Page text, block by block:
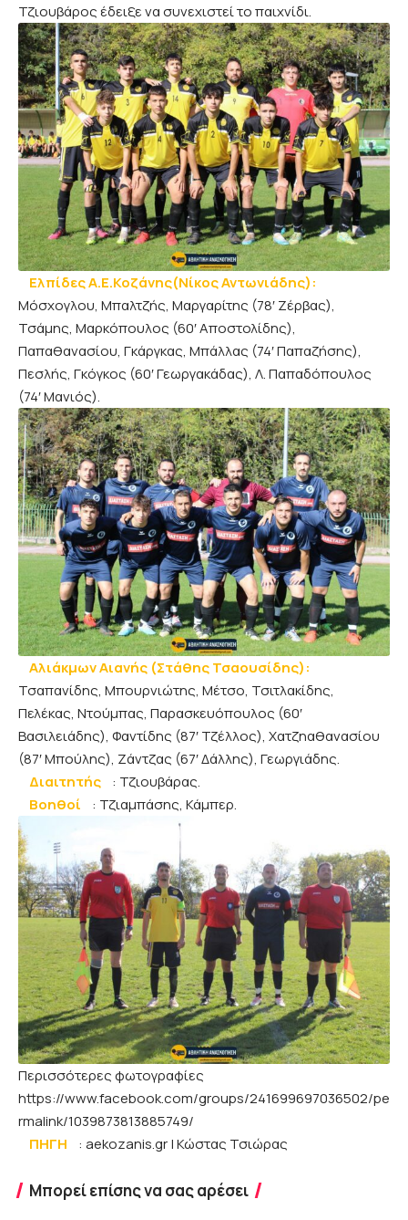
Τζιουβάρος έδειξε να συνεχιστεί το παιχνίδι.
Ελπίδες Α.Ε.Κοζάνης(Νίκος Αντωνιάδης):
Μόσχογλου, Μπαλτζής, Μαργαρίτης (78′ Ζέρβας),
Τσάμης, Μαρκόπουλος (60′ Αποστολίδης),
Παπαθανασίου, Γκάργκας, Μπάλλας (74′ Παπαζήσης),
Πεσλής, Γκόγκος (60′ Γεωργακάδας), Λ. Παπαδόπουλος
(74′ Μανιός).
Αλιάκμων Αιανής (Στάθης Τσαουσίδης):
Τσαπανίδης, Μπουρνιώτης, Μέτσο, Τσιτλακίδης,
Πελέκας, Ντούμπας, Παρασκευόπουλος (60′
Βασιλειάδης), Φαντίδης (87′ Τζέλλος), Χατζηαθανασίου
(87′ Μπούλης), Ζάντζας (67′ Δάλλης), Γεωργιάδης.
Διαιτητής
: Τζιουβάρας.
Βοηθοί
: Τζιαμπάσης, Κάμπερ.
Περισσότερες φωτογραφίες
https://www.facebook.com/groups/241699697036502/pe
rmalink/1039873813885749/
ΠΗΓΗ
: aekozanis.gr | Κώστας Τσιώρας
Μπορεί επίσης να σας αρέσει